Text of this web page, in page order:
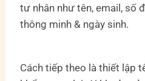
tư nhân như tên, email, số
thông minh & ngày sinh.
Cách tiếp theo là thiết lập